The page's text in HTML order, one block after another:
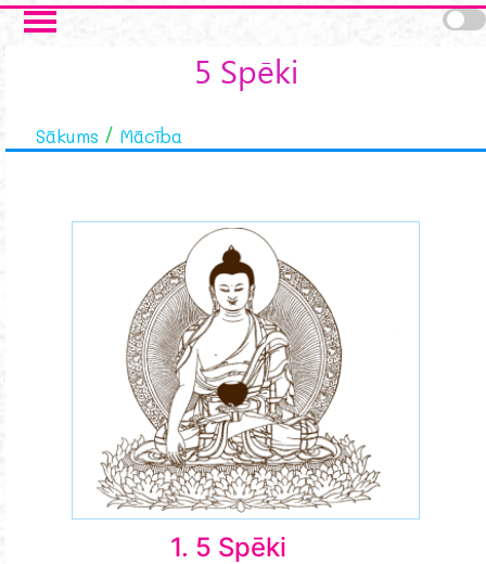
Skip to main content
5 Spēki
Sākums Mācība
buddha-meditations.png
1. 5 Spēki